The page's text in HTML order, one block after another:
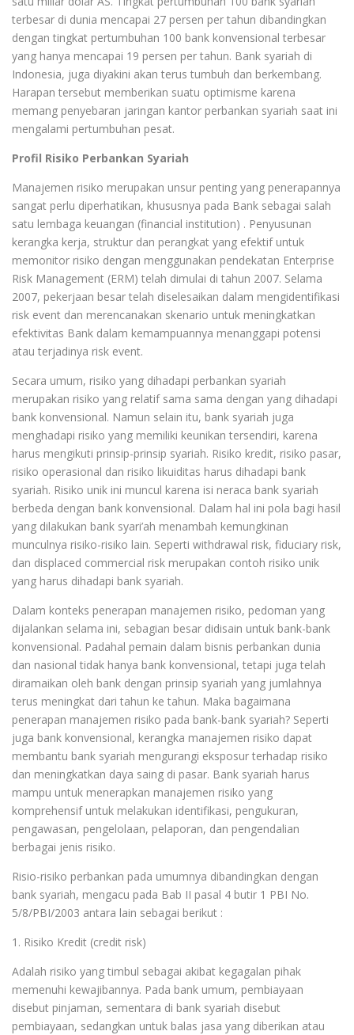
terbesar di dunia mencapai 27 persen per tahun dibandingkan
dengan tingkat pertumbuhan 100 bank konvensional terbesar
yang hanya mencapai 19 persen per tahun. Bank syariah di
Indonesia, juga diyakini akan terus tumbuh dan berkembang.
Harapan tersebut memberikan suatu optimisme karena
memang penyebaran jaringan kantor perbankan syariah saat ini
mengalami pertumbuhan pesat.
Profil Risiko Perbankan Syariah
Manajemen risiko merupakan unsur penting yang penerapannya
sangat perlu diperhatikan, khususnya pada Bank sebagai salah
satu lembaga keuangan (financial institution) . Penyusunan
kerangka kerja, struktur dan perangkat yang efektif untuk
memonitor risiko dengan menggunakan pendekatan Enterprise
Risk Management (ERM) telah dimulai di tahun 2007. Selama
2007, pekerjaan besar telah diselesaikan dalam mengidentifikasi
risk event dan merencanakan skenario untuk meningkatkan
efektivitas Bank dalam kemampuannya menanggapi potensi
atau terjadinya risk event.
Secara umum, risiko yang dihadapi perbankan syariah
merupakan risiko yang relatif sama sama dengan yang dihadapi
bank konvensional. Namun selain itu, bank syariah juga
menghadapi risiko yang memiliki keunikan tersendiri, karena
harus mengikuti prinsip-prinsip syariah. Risiko kredit, risiko pasar,
risiko operasional dan risiko likuiditas harus dihadapi bank
syariah. Risiko unik ini muncul karena isi neraca bank syariah
berbeda dengan bank konvensional. Dalam hal ini pola bagi hasil
yang dilakukan bank syari’ah menambah kemungkinan
munculnya risiko-risiko lain. Seperti withdrawal risk, fiduciary risk,
dan displaced commercial risk merupakan contoh risiko unik
yang harus dihadapi bank syariah.
Dalam konteks penerapan manajemen risiko, pedoman yang
dijalankan selama ini, sebagian besar didisain untuk bank-bank
konvensional. Padahal pemain dalam bisnis perbankan dunia
dan nasional tidak hanya bank konvensional, tetapi juga telah
diramaikan oleh bank dengan prinsip syariah yang jumlahnya
terus meningkat dari tahun ke tahun. Maka bagaimana
penerapan manajemen risiko pada bank-bank syariah? Seperti
juga bank konvensional, kerangka manajemen risiko dapat
membantu bank syariah mengurangi eksposur terhadap risiko
dan meningkatkan daya saing di pasar. Bank syariah harus
mampu untuk menerapkan manajemen risiko yang
komprehensif untuk melakukan identifikasi, pengukuran,
pengawasan, pengelolaan, pelaporan, dan pengendalian
berbagai jenis risiko.
Risio-risiko perbankan pada umumnya dibandingkan dengan
bank syariah, mengacu pada Bab II pasal 4 butir 1 PBI No.
5/8/PBI/2003 antara lain sebagai berikut :
1. Risiko Kredit (credit risk)
Adalah risiko yang timbul sebagai akibat kegagalan pihak
memenuhi kewajibannya. Pada bank umum, pembiayaan
disebut pinjaman, sementara di bank syariah disebut
pembiayaan, sedangkan untuk balas jasa yang diberikan atau